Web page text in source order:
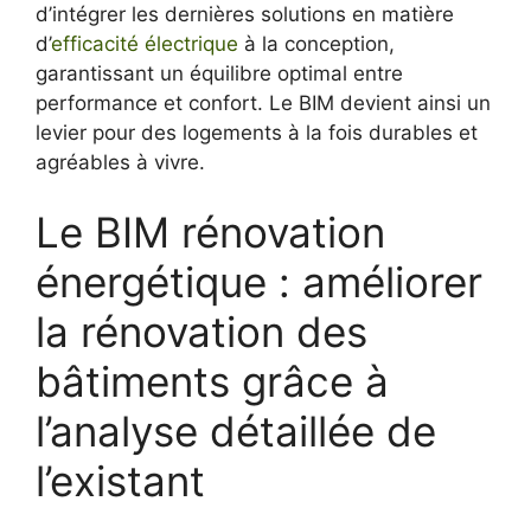
d’intégrer les dernières solutions en matière
d’efficacité électrique à la conception,
garantissant un équilibre optimal entre
performance et confort. Le BIM devient ainsi un
levier pour des logements à la fois durables et
agréables à vivre.
Le BIM rénovation
énergétique : améliorer
la rénovation des
bâtiments grâce à
l’analyse détaillée de
l’existant